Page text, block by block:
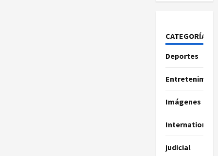
CATEGORÍAS
Deportes
Imágenes
International
judicial